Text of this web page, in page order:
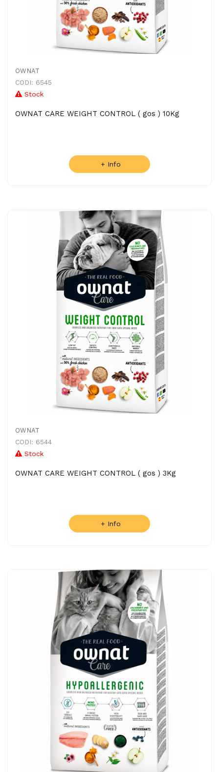
OWNAT
CODI: 6545
Stock
OWNAT CARE WEIGHT CONTROL ( gos ) 10Kg
+ Info
OWNAT
CODI: 6544
Stock
OWNAT CARE WEIGHT CONTROL ( gos ) 3Kg
+ Info